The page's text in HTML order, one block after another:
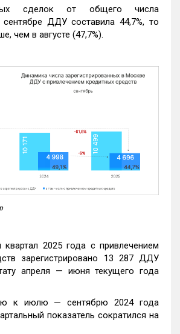
сделок от общего числа
ДДУ составила 44,7%, то
чем в августе (47,7%).
квартал 2025 года с привлечением
зарегистрировано 13 287 ДДУ
апреля — июня текущего года
к июлю — сентябрю 2024 года
показатель сократился на